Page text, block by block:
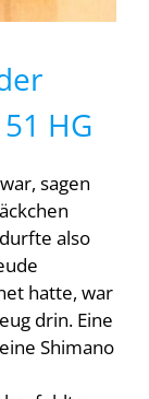
HG
sagen
also
hatte, war
drin. Eine
Shimano